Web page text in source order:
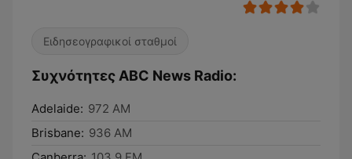
Ειδησεογραφικοί σταθμοί
Συχνότητες ABC News Radio:
Adelaide: 972 AM
Brisbane: 936 AM